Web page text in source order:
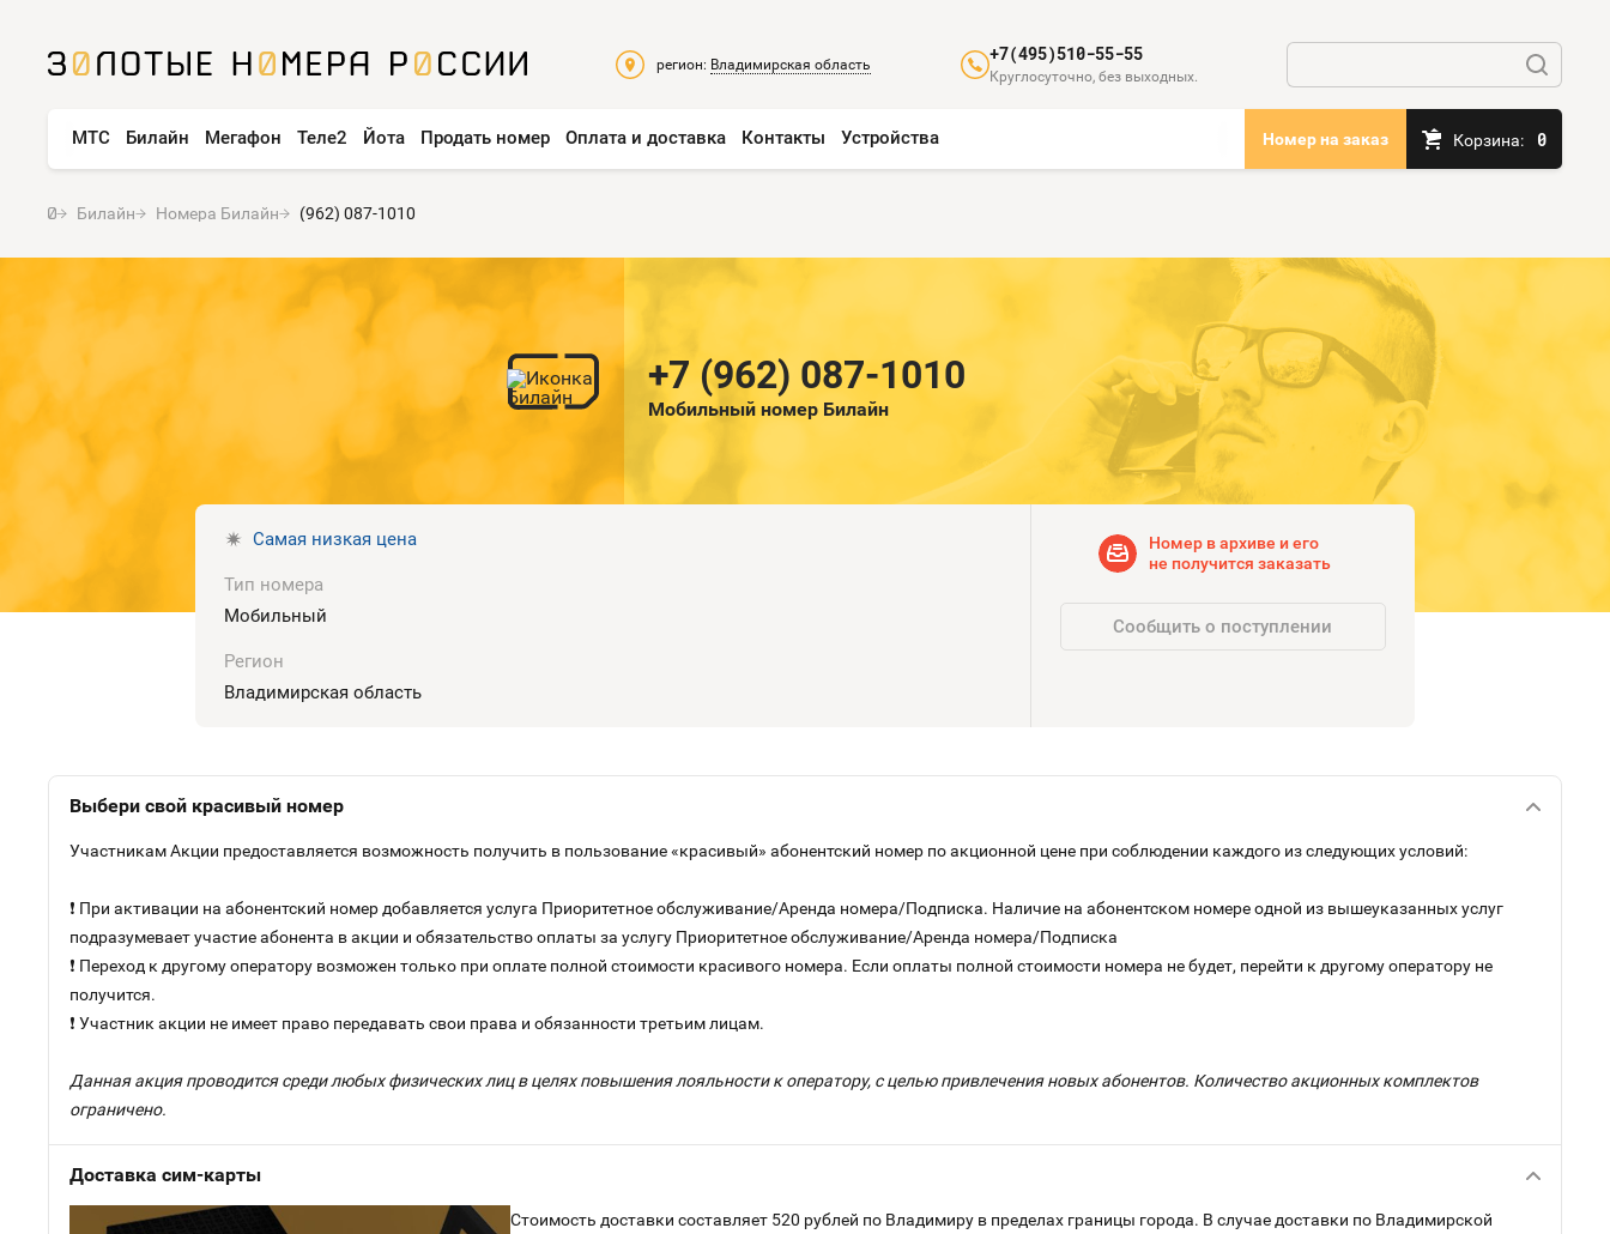
регион: Владимирская область +7(495)510-55-55
Круглосуточно, без выходных.
МТС Билайн Мегафон Теле2 Йота Продать номер Оплата и доставка Контакты Устройства Номер на заказ Корзина: 0
Билайн Номера Билайн (962) 087-1010
+7 (962) 087-1010
Мобильный номер Билайн
Самая низкая цена
Тип номера
Мобильный
Регион
Владимирская область
Номер в архиве и его
не получится заказать
Сообщить о поступлении
Выбери свой красивый номер
Участникам Акции предоставляется возможность получить в пользование «красивый» абонентский номер по акционной цене при соблюдении каждого из следующих условий:
❗ При активации на абонентский номер добавляется услуга Приоритетное обслуживание/Аренда номера/Подписка. Наличие на абонентском номере одной из вышеуказанных услуг
подразумевает участие абонента в акции и обязательство оплаты за услугу Приоритетное обслуживание/Аренда номера/Подписка
❗ Переход к другому оператору возможен только при оплате полной стоимости красивого номера. Если оплаты полной стоимости номера не будет, перейти к другому оператору не
получится.
❗ Участник акции не имеет право передавать свои права и обязанности третьим лицам.
Данная акция проводится среди любых физических лиц в целях повышения лояльности к оператору, с целью привлечения новых абонентов. Количество акционных комплектов
ограничено.
Доставка сим-карты
Стоимость доставки составляет 520 рублей по Владимиру в пределах границы города. В случае доставки по Владимирской